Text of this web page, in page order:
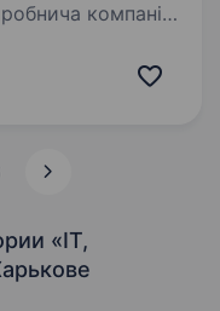
компанія,
розробці
«IT,